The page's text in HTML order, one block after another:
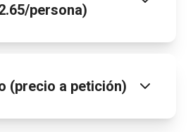
persona)
(precio a petición)